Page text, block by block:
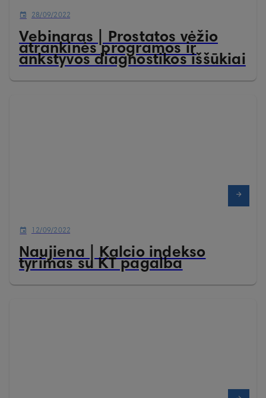
28/09/2022
Vebinaras | Prostatos vėžio
atrankinės programos ir
ankstyvos diagnostikos iššūkiai
12/09/2022
Naujiena | Kalcio indekso
tyrimas su KT pagalba